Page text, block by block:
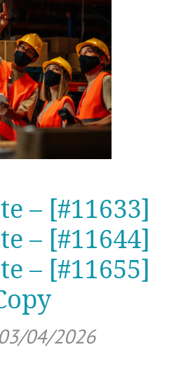
– [#11633]
– [#11644]
– [#11655]
03/04/2026